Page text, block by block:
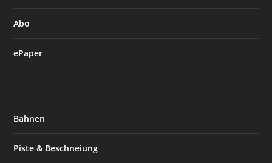
Abo
ePaper
Bahnen
Piste & Beschneiung